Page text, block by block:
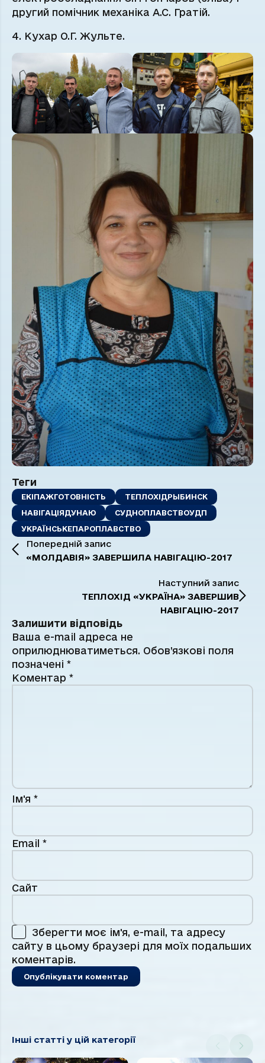
другий помічник механіка А.С. Гратій.
4. Кухар О.Г. Жульте.
Теги
ЕКІПАЖГОТОВНІСТЬ
ТЕПЛОХІДРЫБИНСК
НАВІГАЦІЯДУНАЮ
СУДНОПЛАВСТВОУДП
УКРАЇНСЬКЕПАРОПЛАВСТВО
Попередній запис
«МОЛДАВІЯ» ЗАВЕРШИЛА НАВІГАЦІЮ-2017
Наступний запис
ТЕПЛОХІД «УКРАЇНА» ЗАВЕРШИВ
НАВІГАЦІЮ-2017
Залишити відповідь
Ваша e-mail адреса не
оприлюднюватиметься. Обов’язкові поля
позначені *
Коментар *
Ім'я *
Email *
Сайт
Зберегти моє ім'я, e-mail, та адресу
сайту в цьому браузері для моїх подальших
коментарів.
Інші статті у цій категорії